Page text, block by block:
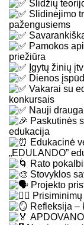
Slidžių
Slidinėjimo
pažengusiems
Pamokos
priežiūra
Įgytų žinių
Dienos
Vakarai su
konkursais
Nauji
Paskutinės
edukacija
Edukacinė
„EDULANDO”
Rato
Stovyklos
Projekto
Refleksija –